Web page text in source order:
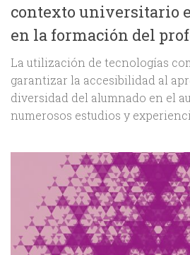
contexto universitario
en la formación del
La utilización de tecnologías
garantizar la accesibilidad al
diversidad del alumnado en el
numerosos estudios y